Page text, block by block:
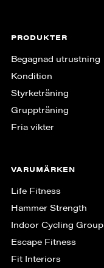
PRODUKTER
Begagnad utrustning
Kondition
Styrketräning
Gruppträning
Fria vikter
VARUMÄRKEN
Life Fitness
Hammer Strength
Indoor Cycling Group
Escape Fitness
Fit Interiors